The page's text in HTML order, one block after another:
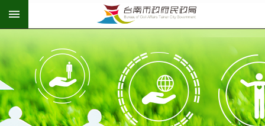
跳到主要內容區塊